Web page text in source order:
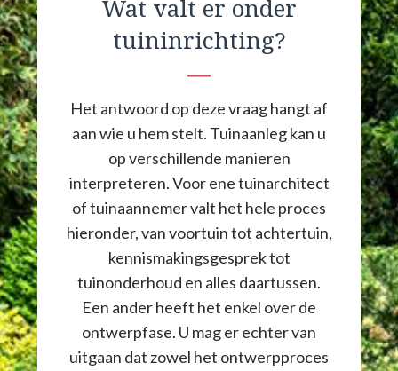
Wat valt er onder
tuininrichting?
Het antwoord op deze vraag hangt af
aan wie u hem stelt. Tuinaanleg kan u
op verschillende manieren
interpreteren. Voor ene tuinarchitect
of tuinaannemer valt het hele proces
hieronder, van voortuin tot achtertuin,
kennismakingsgesprek tot
tuinonderhoud en alles daartussen.
Een ander heeft het enkel over de
ontwerpfase. U mag er echter van
uitgaan dat zowel het ontwerpproces